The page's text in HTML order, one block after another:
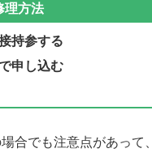
理方法
持参する
申し込む
合でも注意点があって、